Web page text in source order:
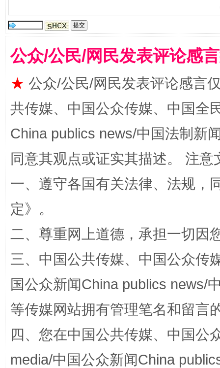
受贿1.44亿！段成刚被判无期 从幼
全民健身五年计划来了！等你上场
阿坝州三大球赛在茂县开幕
公众/公民/网民发表评论感
★ 公众/公民/网民发表评论感言
共传媒、中国公众传媒、中国全
China publics news/中国法制新
同意其观点或证实其描述。 注
一、遵守各国有关法律、法规，
定》。
二、尊重网上道德，承担一切因
三、中国公共传媒、中国公众传
国公众新闻China publics news/
等传媒网站拥有管理笔名和留言
四、您在中国公共传媒、中国公
media/中国公众新闻China